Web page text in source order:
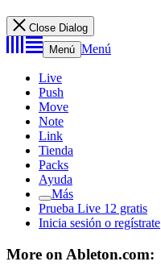
Close Dialog
Menú Menú
Live
Push
Move
Note
Link
Tienda
Packs
Ayuda
Más
Prueba Live 12 gratis
Inicia sesión o regístrate
More on Ableton.com: